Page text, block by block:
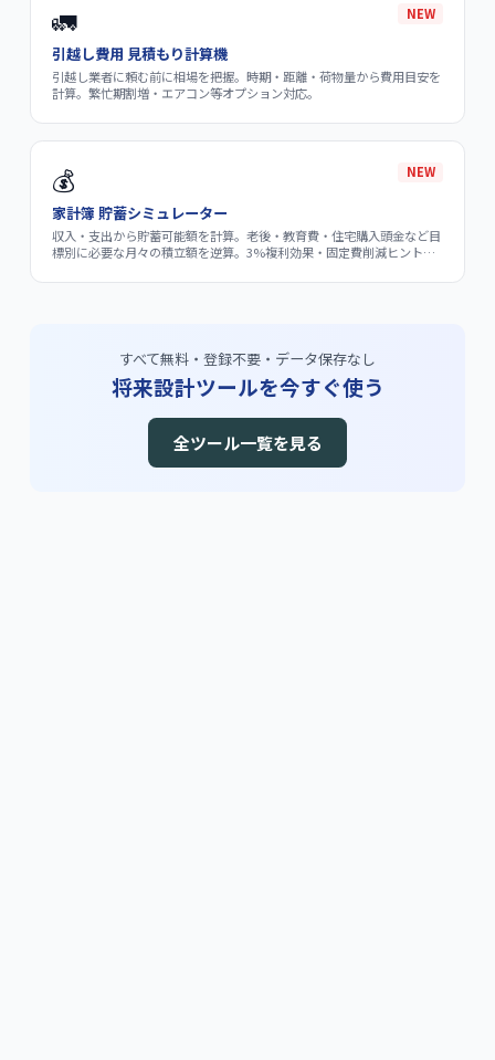
🚛 NEW
引越し費用 見積もり計算機
引越し業者に頼む前に相場を把握。時期・距離・荷物量から費用目安を
計算。繁忙期割増・エアコン等オプション対応。
💰 NEW
家計簿 貯蓄シミュレーター
収入・支出から貯蓄可能額を計算。老後・教育費・住宅購入頭金など目
標別に必要な月々の積立額を逆算。3%複利効果・固定費削減ヒント付
すべて無料・登録不要・データ保存なし
将来設計ツールを今すぐ使う
全ツール一覧を見る